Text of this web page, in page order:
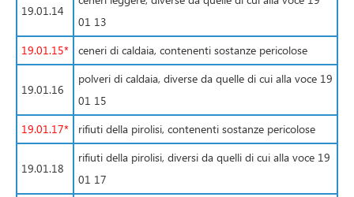
19.01.14
01 13
19.01.15*
ceneri di caldaia, contenenti sostanze pericolose
19.01.16
polveri di caldaia, diverse da quelle di cui alla voce 19
01 15
19.01.17*
rifiuti della pirolisi, contenenti sostanze pericolose
19.01.18
rifiuti della pirolisi, diversi da quelli di cui alla voce 19
01 17